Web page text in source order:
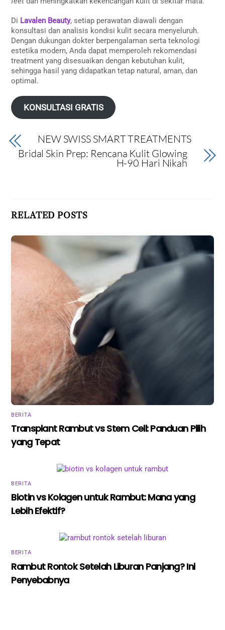
Di Lavalen Beauty, setiap perawatan diawali dengan
konsultasi dan analisis kondisi kulit secara menyeluruh.
Dengan dukungan dokter berpengalaman serta teknologi
estetika modern, Anda dapat memperoleh rekomendasi
treatment yang disesuaikan dengan kebutuhan kulit,
sehingga hasil yang didapatkan tetap natural, aman, dan
optimal.
KONSULTASI GRATIS
NEW SWISS SMART TREATMENTS
Bridal Skin Prep: Rencana Kulit Glowing
H-90 Hari Nikah
RELATED POSTS
BERITA
Transplant Rambut vs Stem Cell: Panduan Pilih
yang Tepat
BERITA
Biotin vs Kolagen untuk Rambut: Mana yang
Lebih Efektif?
BERITA
Rambut Rontok Setelah Liburan Panjang? Ini
Penyebabnya